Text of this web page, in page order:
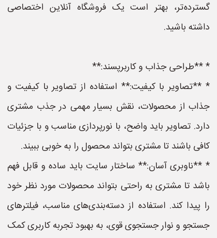
گسترده‌تر، بهتر است یک فروشگاه آنلاین اختصاصی
داشته باشید.
* **طراحی جذاب و کاربرپسند:**
* **تصاویر با کیفیت:** استفاده از تصاویر با کیفیت و
جذاب از محصولات، نقش بسیار مهمی در جذب مشتری
دارد. تصاویر باید واضح، با نورپردازی مناسب و با جزئیات
کافی باشند تا مشتری بتواند محصول را به خوبی ببیند.
* **ناوبری آسان:** ساختار سایت باید ساده و قابل فهم
باشد تا مشتری به راحتی بتواند محصولات مورد نظر خود
را پیدا کند. استفاده از دسته‌بندی‌های مناسب، فیلترهای
جستجو و نوار جستجوی قوی، به بهبود تجربه کاربری کمک